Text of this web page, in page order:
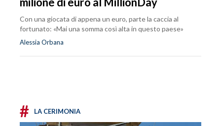
Con una giocata di appena un euro, parte la caccia al
fortunato: «Mai una somma così alta in questo paese»
Alessia Orbana
# LA CERIMONIA